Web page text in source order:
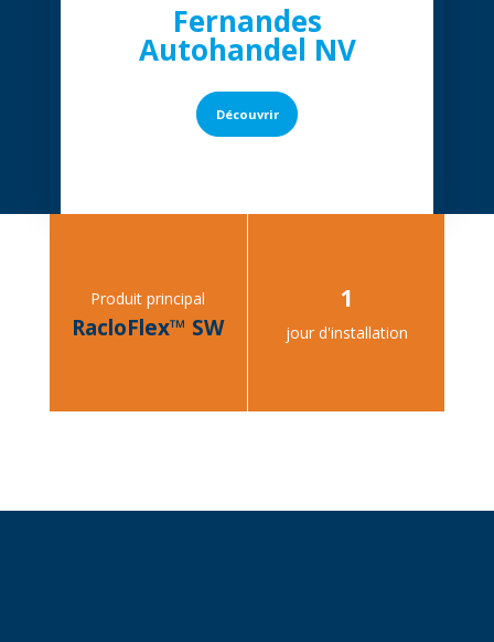
Fernandes
Autohandel NV
Découvrir
Produit principal
RacloFlex™ SW
1
jour d'installation